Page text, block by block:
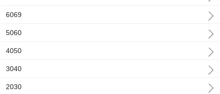
6069
5060
4050
3040
2030